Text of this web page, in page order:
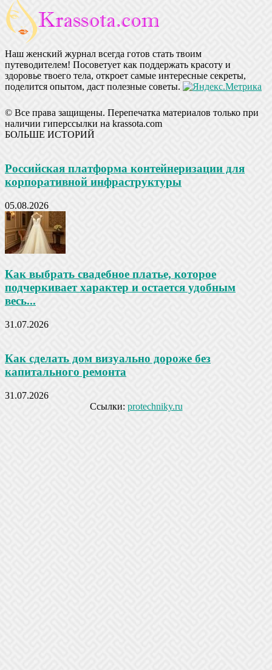
Наш женский журнал всегда готов стать твоим
путеводителем! Посоветует как поддержать красоту и
здоровье твоего тела, откроет самые интересные секреты,
поделится опытом, даст полезные советы.
© Все права защищены. Перепечатка материалов только при
наличии гиперссылки на krassota.com
БОЛЬШЕ ИСТОРИЙ
Российская платформа контейнеризации для
корпоративной инфраструктуры
05.08.2026
Как выбрать свадебное платье, которое
подчеркивает характер и остается удобным
весь...
31.07.2026
Как сделать дом визуально дороже без
капитального ремонта
31.07.2026
Ссылки: protechniky.ru